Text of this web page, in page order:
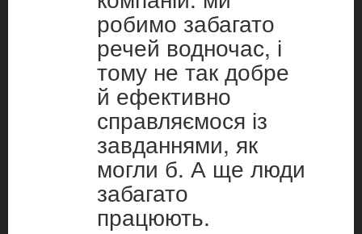
робимо забагато
речей водночас, і
тому не так добре
й ефективно
справляємося із
завданнями, як
могли б. А ще люди
забагато
працюють.